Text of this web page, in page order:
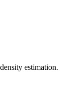
estimation.